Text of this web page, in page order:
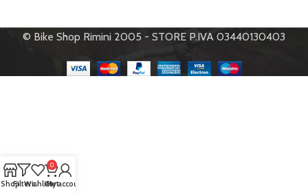
Elettrici(1)
Officina e
© Bike Shop Rimini 2005 - STORE P.IVA 03440130403
ShopFiltersWishlist
0
Cart
My account